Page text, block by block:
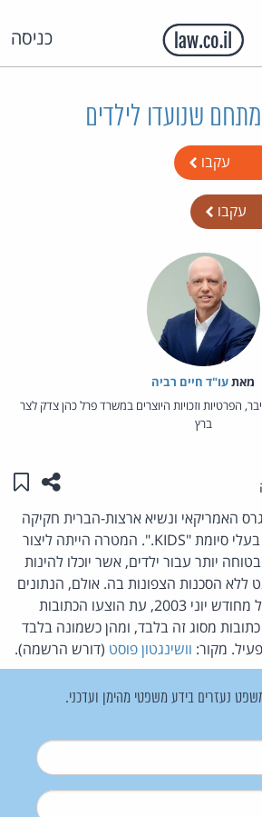
כניסה
שנועדו לילדים
עקבו
עקבו
מאת‏עו"ד חיים רביה
הפרטיות וזכויות היוצרים במשרד פרל כהן צדק לצר
ברץ
שתפו
האמריקאי ונשיא ארצות-הברית חקיקה
שעניינה - שמות מתחם בעלי סיומת "KIDS.". המטרה הייתה ליצור
יותר עבור ילדים, אשר יוכלו להינות
ללא הסכנות הצפונות בה. אולם, הנתונים
הקודרים מבשרים כי החל מחודש יוני 2003, עת הוצעו הכתובות
למכירה, נמכרו כ- 1500 כתובות מסוג זה בלבד, ומהן כשמונה בלבד
מקור: וושינגטון פוסט (דורש הרשמה).
נעזרים בידע משפטי מהימן ועדכני.